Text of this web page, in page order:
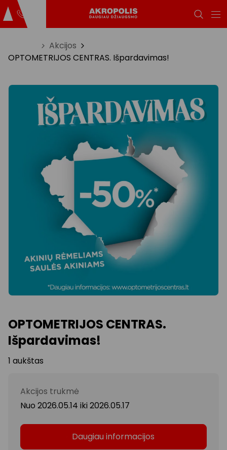
Akcijos
OPTOMETRIJOS CENTRAS. Išpardavimas!
OPTOMETRIJOS CENTRAS.
Išpardavimas!
1 aukštas
Akcijos trukmė
Nuo 2026.05.14 iki 2026.05.17
Daugiau informacijos